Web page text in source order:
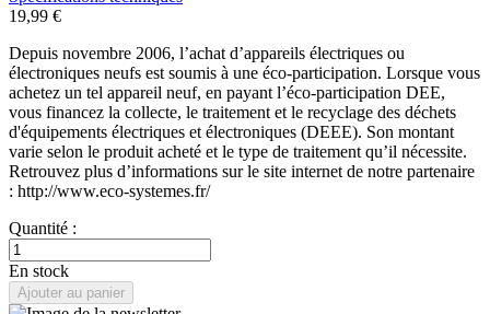
sur
la
même
page.
19,99 €
Depuis novembre 2006, l’achat d’appareils électriques ou
électroniques neufs est soumis à une éco-participation. Lorsque vous
achetez un tel appareil neuf, en payant l’éco-participation DEE,
vous financez la collecte, le traitement et le recyclage des déchets
d'équipements électriques et électroniques (DEEE). Son montant
varie selon le produit acheté et le type de traitement qu’il nécessite.
Retrouvez plus d’informations sur le site internet de notre partenaire
: http://www.eco-systemes.fr/
Quantité :
En stock
Ajouter au panier